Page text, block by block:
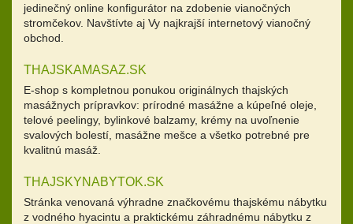
jedinečný online konfigurátor na zdobenie vianočných
stromčekov. Navštívte aj Vy najkrajší internetový vianočný
obchod.
THAJSKAMASAZ.SK
E-shop s kompletnou ponukou originálnych thajských
masážnych prípravkov: prírodné masážne a kúpeľné oleje,
telové peelingy, bylinkové balzamy, krémy na uvoľnenie
svalových bolestí, masážne mešce a všetko potrebné pre
kvalitnú masáž.
THAJSKYNABYTOK.SK
Stránka venovaná výhradne značkovému thajskému nábytku
z vodného hyacintu a praktickému záhradnému nábytku z